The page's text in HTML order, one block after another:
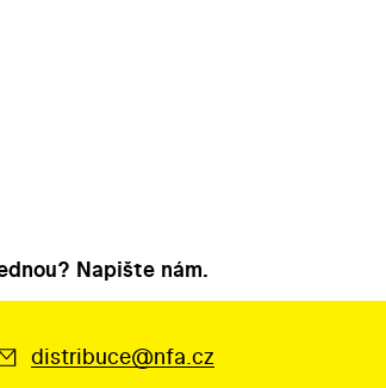
Napište nám.
distribuce@nfa.cz